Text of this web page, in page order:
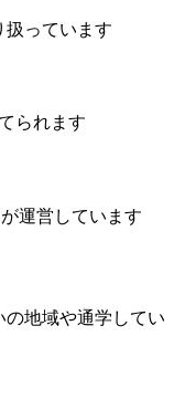
扱っています
られます
運営しています
地域や通学してい